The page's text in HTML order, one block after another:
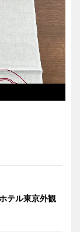
テル東京外観